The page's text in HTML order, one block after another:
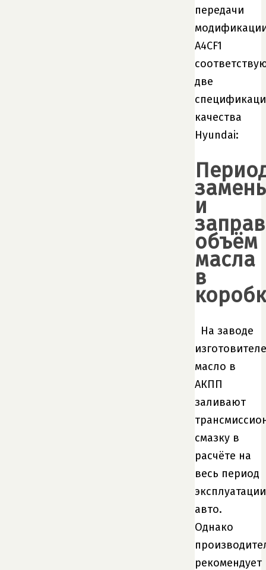
передачи
A4CF1
две
качества
Hyundai:
и
объём
масла
в
На заводе
изготовителе
масло в
АКПП
заливают
смазку в
расчёте на
весь период
эксплуатации
авто.
Однако
рекомендует